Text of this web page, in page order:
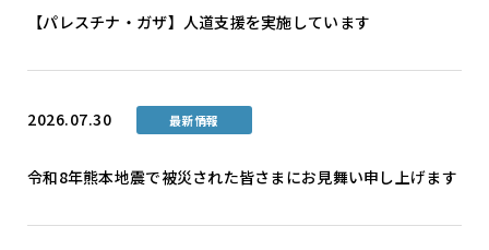
【パレスチナ・ガザ】人道支援を実施しています
2026.07.30 最新情報
令和8年熊本地震で被災された皆さまにお見舞い申し上げます